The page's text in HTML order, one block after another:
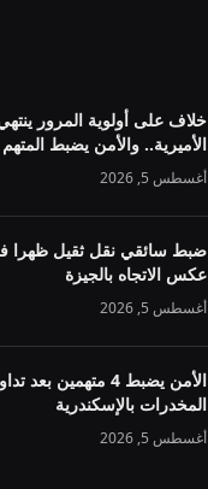
خلاف على أولوية المرور
الأميرية.. والأمن يضبط المتهم
أغسطس 5, 2026
ضبط سائقي نقل ثقيل ظهرا
عكس الاتجاه بالجيزة
أغسطس 5, 2026
الأمن يضبط 4 متهمين
المخدرات بالإسكندرية
أغسطس 5, 2026